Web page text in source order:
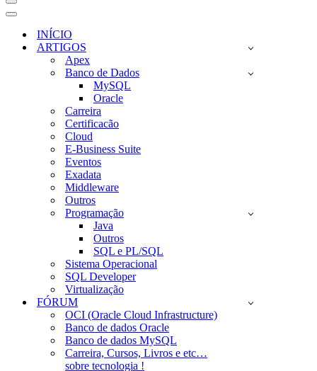
Menu
de
navegação
Menu
navegaçãoINÍCIO
ARTIGOS
Apex
Banco de Dados
MySQL
Oracle
Carreira
Certificacão
Cloud
E-Business Suite
Eventos
Exadata
Middleware
Outros
Programação
Java
Outros
SQL e PL/SQL
Sistema Operacional
SQL Developer
Virtualização
FÓRUM
OCI (Oracle Cloud Infrastructure)
Banco de dados Oracle
Banco de dados MySQL
Carreira, Cursos, Livros e etc…
sobre tecnologia !